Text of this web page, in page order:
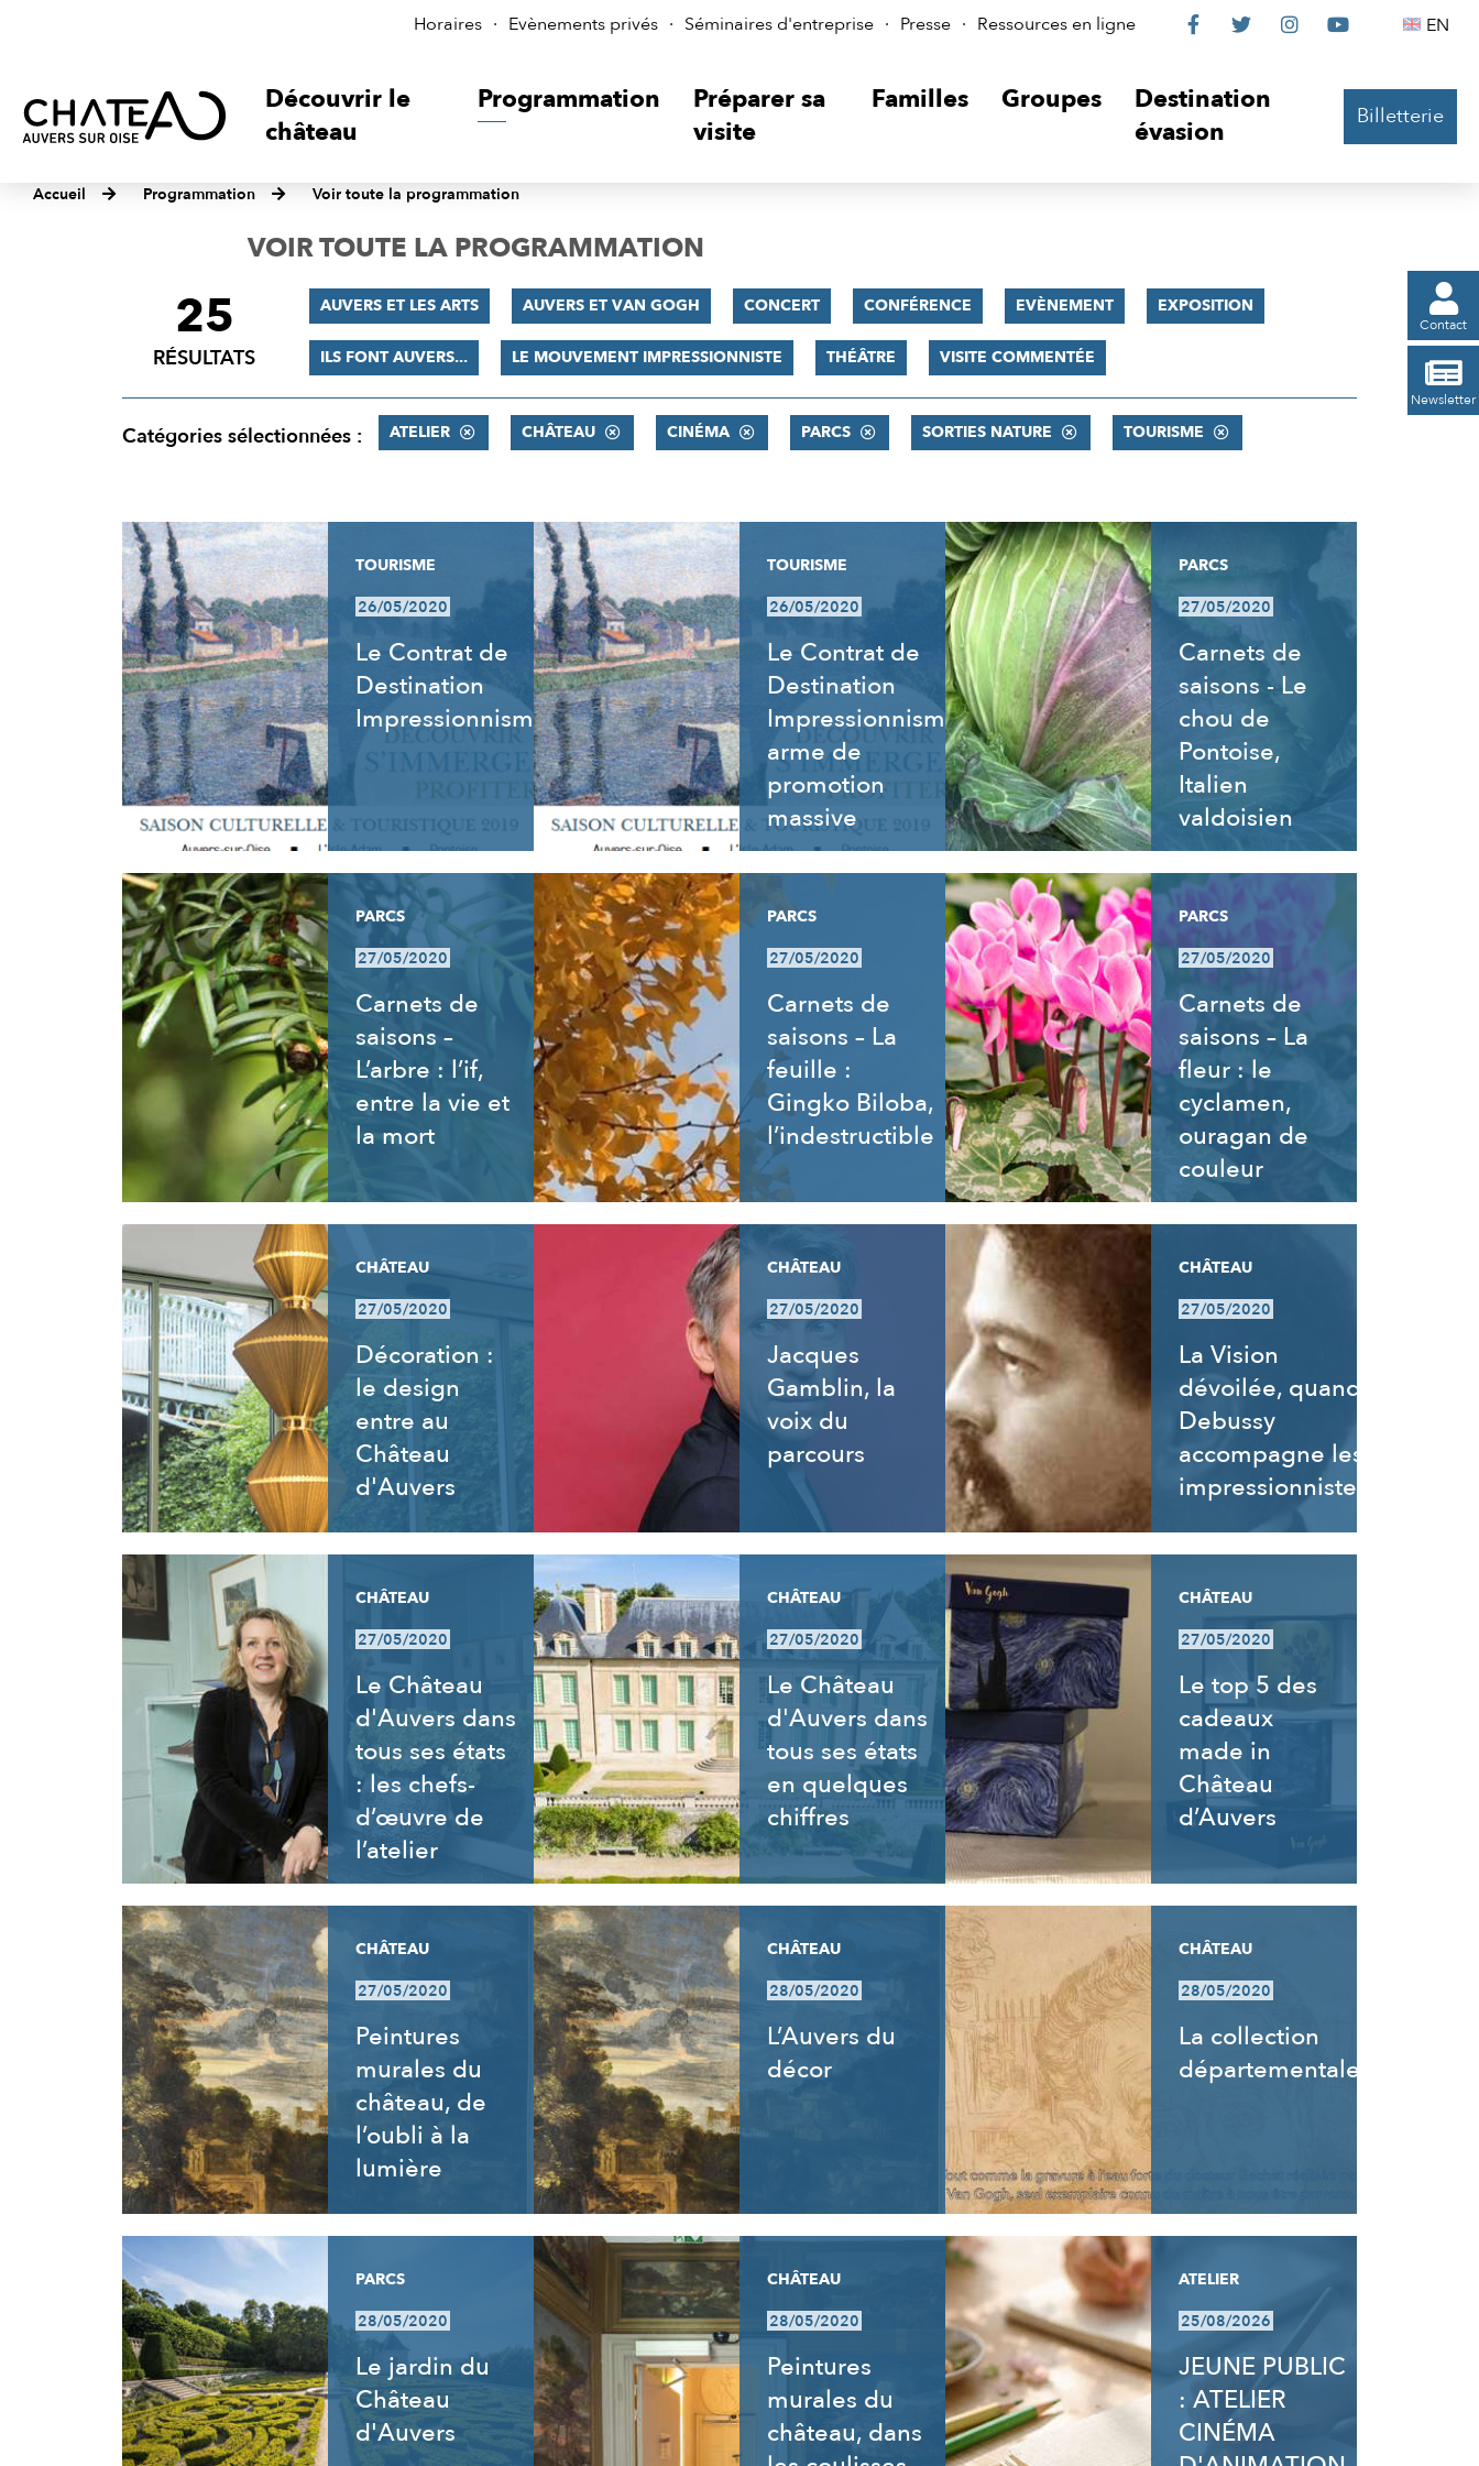
Horaires Evènements privés Séminaires d'entreprise Presse Ressources en ligne
Le
sur

Le

Le

Le
 EN
Découvrir le
château
Programmation
Préparer sa
visite
Familles Groupes
Destination
évasion
Billetterie
Accueil Programmation Voir toute la programmation

Contact

Newsletter
VOIR TOUTE LA PROGRAMMATION
FILTRER
RÉSULTATS
25
RÉSULTATS
AUVERS ET LES ARTS AUVERS ET VAN GOGH CONCERT CONFÉRENCE EVÈNEMENT EXPOSITION
ILS FONT AUVERS... LE MOUVEMENT IMPRESSIONNISTE THÉÂTRE VISITE COMMENTÉE
Catégories sélectionnées : ATELIER CHÂTEAU CINÉMA PARCS SORTIES NATURE TOURISME
RÉSULTATS
TOURISME
26/05/2020
Le Contrat de
Destination
Impressionnisme
TOURISME
26/05/2020
Le Contrat de
Destination
Impressionnisme,
arme de
promotion
massive
PARCS
27/05/2020
Carnets de
saisons - Le
chou de
Pontoise,
Italien
valdoisien
PARCS
27/05/2020
Carnets de
saisons –
L’arbre : l’if,
entre la vie et
la mort
PARCS
27/05/2020
Carnets de
saisons – La
feuille :
Gingko Biloba,
l’indestructible
PARCS
27/05/2020
Carnets de
saisons – La
fleur : le
cyclamen,
ouragan de
couleur
CHÂTEAU
27/05/2020
Décoration :
le design
entre au
Château
d'Auvers
CHÂTEAU
27/05/2020
Jacques
Gamblin, la
voix du
parcours
CHÂTEAU
27/05/2020
La Vision
dévoilée, quand
Debussy
accompagne les
impressionnistes
CHÂTEAU
27/05/2020
Le Château
d'Auvers dans
tous ses états
: les chefs-
d’œuvre de
l’atelier
CHÂTEAU
27/05/2020
Le Château
d'Auvers dans
tous ses états
en quelques
chiffres
CHÂTEAU
27/05/2020
Le top 5 des
cadeaux
made in
Château
d’Auvers
CHÂTEAU
27/05/2020
Peintures
murales du
château, de
l’oubli à la
lumière
CHÂTEAU
28/05/2020
L’Auvers du
décor
CHÂTEAU
28/05/2020
La collection
départementale
PARCS
28/05/2020
Le jardin du
Château
d'Auvers
CHÂTEAU
28/05/2020
Peintures
murales du
château, dans
ATELIER
25/08/2026
JEUNE PUBLIC
: ATELIER
CINÉMA